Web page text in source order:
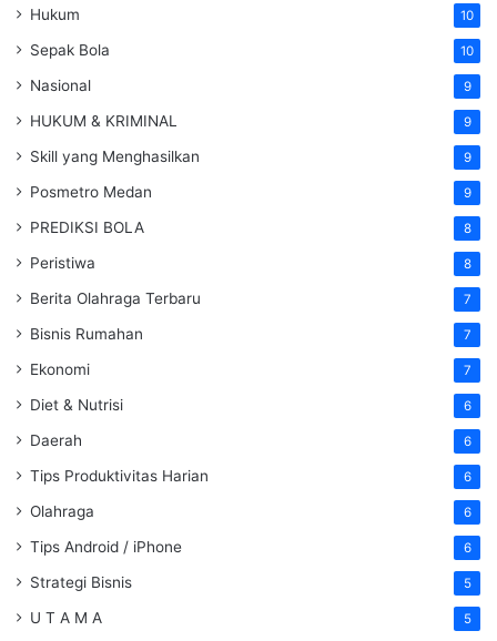
Hukum 10
Sepak Bola 10
Nasional 9
HUKUM & KRIMINAL 9
Skill yang Menghasilkan 9
Posmetro Medan 9
PREDIKSI BOLA 8
Peristiwa 8
Berita Olahraga Terbaru 7
Bisnis Rumahan 7
Ekonomi 7
Diet & Nutrisi 6
Daerah 6
Tips Produktivitas Harian 6
Olahraga 6
Tips Android / iPhone 6
Strategi Bisnis 5
U T A M A 5